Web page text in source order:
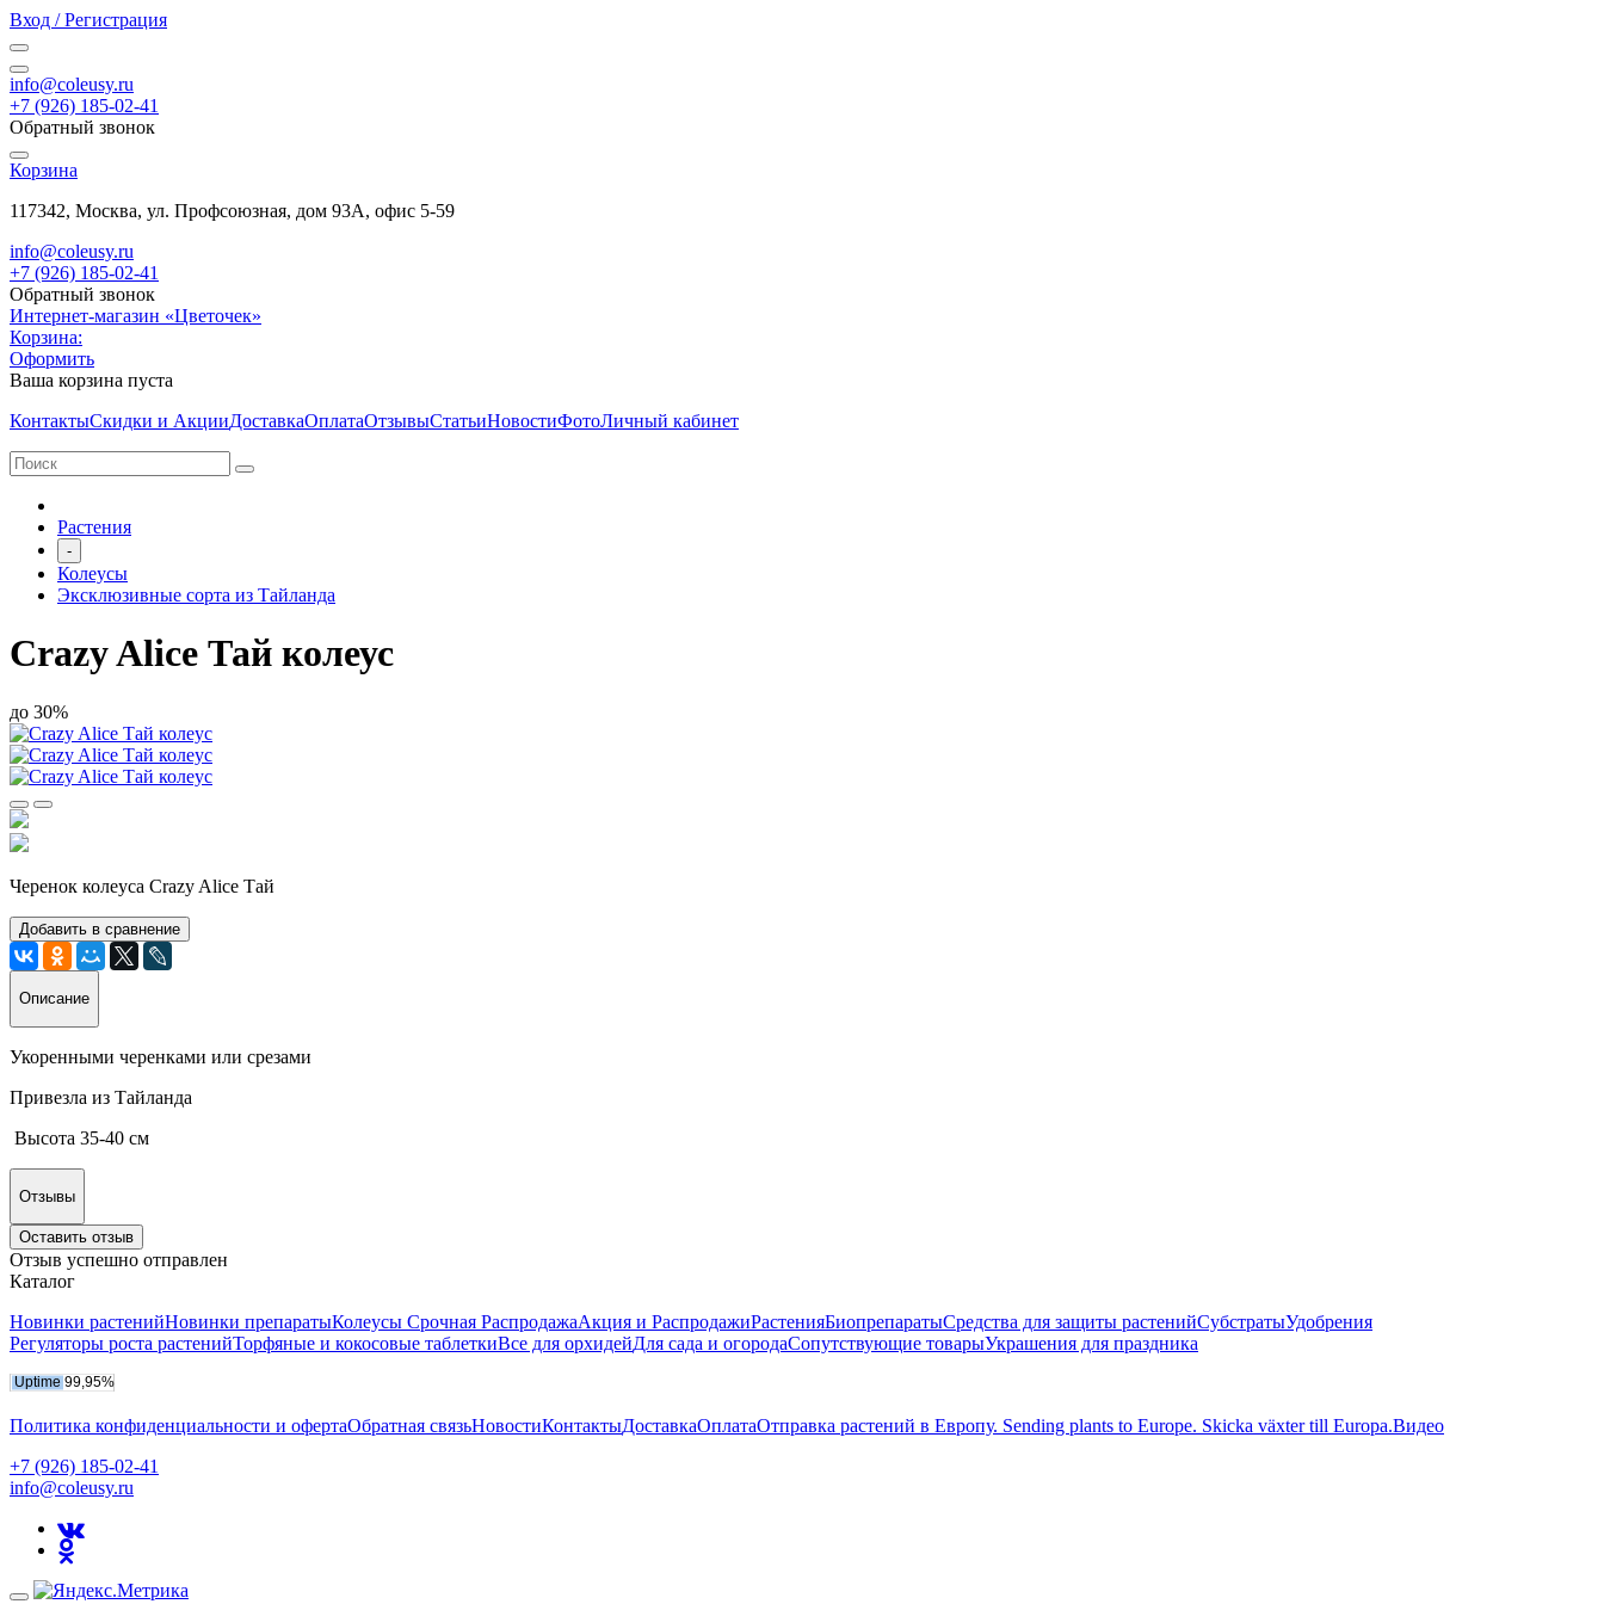
Вход / Регистрация
info@coleusy.ru
+7 (926) 185-02-41
Обратный звонок
Корзина
117342, Москва, ул. Профсоюзная, дом 93А, офис 5-59
info@coleusy.ru
+7 (926) 185-02-41
Обратный звонок
Интернет-магазин «Цветочек»
Корзина:
Оформить
Ваша корзина пуста
КонтактыСкидки и АкцииДоставкаОплатаОтзывыСтатьиНовостиФотоЛичный кабинет
Растения
-
Колеусы
Эксклюзивные сорта из Тайланда
Crazy Alice Тай колеус
до 30%
Черенок колеуса Crazy Alice Тай
Добавить в сравнение
Описание
Укоренными черенками или срезами
Привезла из Тайланда
Высота 35-40 см
Отзывы
Оставить отзыв
Отзыв успешно отправлен
Каталог
Новинки растенийНовинки препаратыКолеусы Срочная РаспродажаАкция и РаспродажиРастенияБиопрепаратыСредства для защиты растенийСубстратыУдобрения
Регуляторы роста растенийТорфяные и кокосовые таблеткиВсе для орхидейДля сада и огородаСопутствующие товарыУкрашения для праздника
Политика конфиденциальности и офертаОбратная связьНовостиКонтактыДоставкаОплатаОтправка растений в Европу. Sending plants to Europe. Skicka växter till Europa.Видео
+7 (926) 185-02-41
info@coleusy.ru